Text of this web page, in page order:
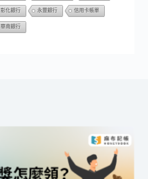
彰化銀行 永豐銀行 信用卡帳單
華南銀行